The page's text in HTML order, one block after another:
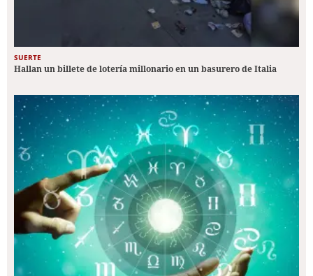
SUERTE
Hallan un billete de lotería millonario en un basurero de Italia